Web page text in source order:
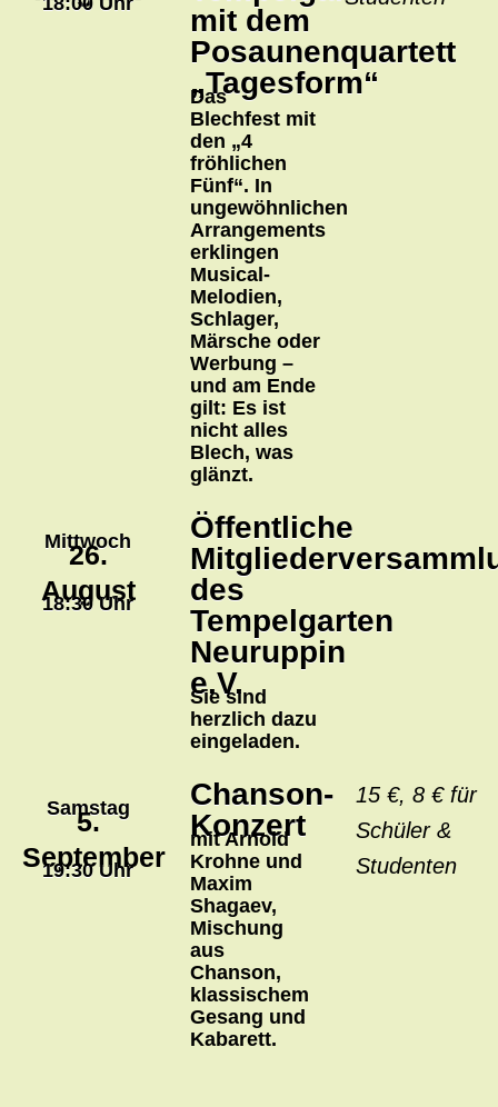
mit dem
Posaunenquartett
„Tagesform“
Das
Blechfest mit
den „4
fröhlichen
Fünf“. In
ungewöhnlichen
Arrangements
erklingen
Musical-
Melodien,
Schlager,
Märsche oder
Werbung –
und am Ende
gilt: Es ist
nicht alles
Blech, was
glänzt.
Mittwoch
26.
August
18:30 Uhr
Öffentliche
des
Tempelgarten
Neuruppin
e.V.
Sie sind
herzlich dazu
eingeladen.
Samstag
5.
September
19:30 Uhr
Chanson-
Konzert
mit Arnold
Krohne und
Maxim
Shagaev,
Mischung
aus
Chanson,
klassischem
Gesang und
Kabarett.
15 €, 8 € für
Schüler &
Studenten